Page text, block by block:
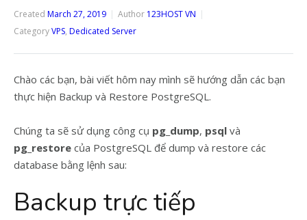
Created March 27, 2019 Author 123HOST VN
CategoryVPS, Dedicated Server
Chào các bạn, bài viết hôm nay mình sẽ hướng dẫn các bạn
thực hiện Backup và Restore PostgreSQL.
Chúng ta sẽ sử dụng công cụ pg_dump, psql và
pg_restore của PostgreSQL để dump và restore các
database bằng lệnh sau:
Backup trực tiếp